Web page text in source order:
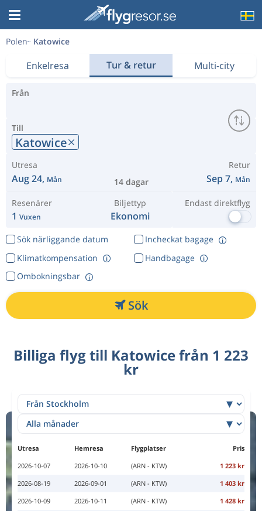
Polen Katowice
Enkelresa Tur & retur Multi-city
Från
Till
Katowice
Utresa
Aug 24, Mån 14 dagar
Retur
Sep 7, Mån
Resenärer
1 Vuxen
Biljettyp
Ekonomi
Endast direktflyg
Sök närliggande datum
Incheckat bagage
Klimatkompensation
Ombokningsbar
Handbagage
Sök
Billiga flyg till Katowice från 1 223
kr
Utresa Hemresa Flygplatser
Pris
2026-10-07
2026-10-10 (ARN - KTW)
1 223 kr
2026-08-19
2026-09-01 (ARN - KTW)
1 403 kr
2026-10-09
2026-10-11 (ARN - KTW)
1 428 kr